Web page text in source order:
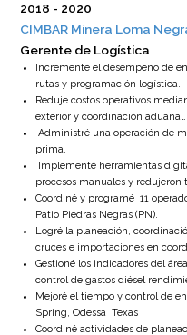
CIMBAR Minera Loma
2018 2020
Gerente de Logística
Incrementé el desempeño de
rutas y programación logística.
Reduje costos operativos
exterior y coordinación aduanal.
Administré una operación de
prima.
Implementé herramientas
procesos manuales y
Coordiné y programé 11
Patio Piedras Negras (PN).
Logré la planeación,
cruces e importaciones en
Gestioné los indicadores del
control de gastos diésel
Mejoré el tiempo y control de
Spring, Odessa Texas
Coordiné actividades de